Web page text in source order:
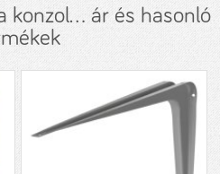
konzol... ár és hasonló